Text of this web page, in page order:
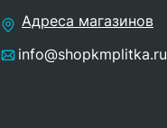
Адреса магазинов
info@shopkmplitka.ru